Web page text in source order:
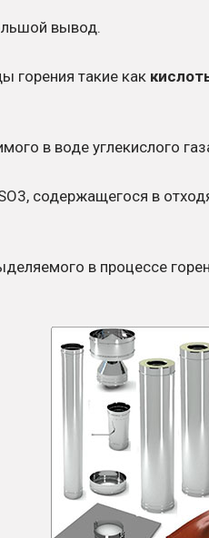
вывод.
горения такие как
в воде углекислого
содержащегося в
в процессе